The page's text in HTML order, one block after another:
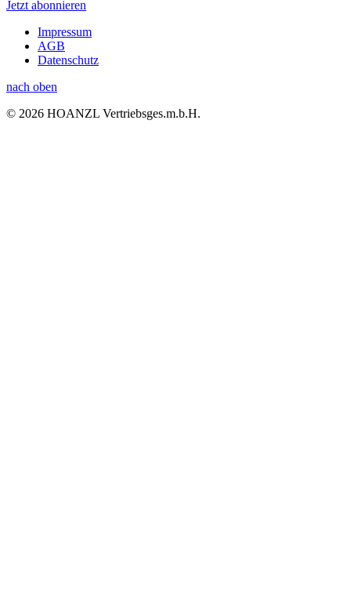
Jetzt abonnieren
Impressum
AGB
Datenschutz
nach oben
© 2026 HOANZL Vertriebsges.m.b.H.